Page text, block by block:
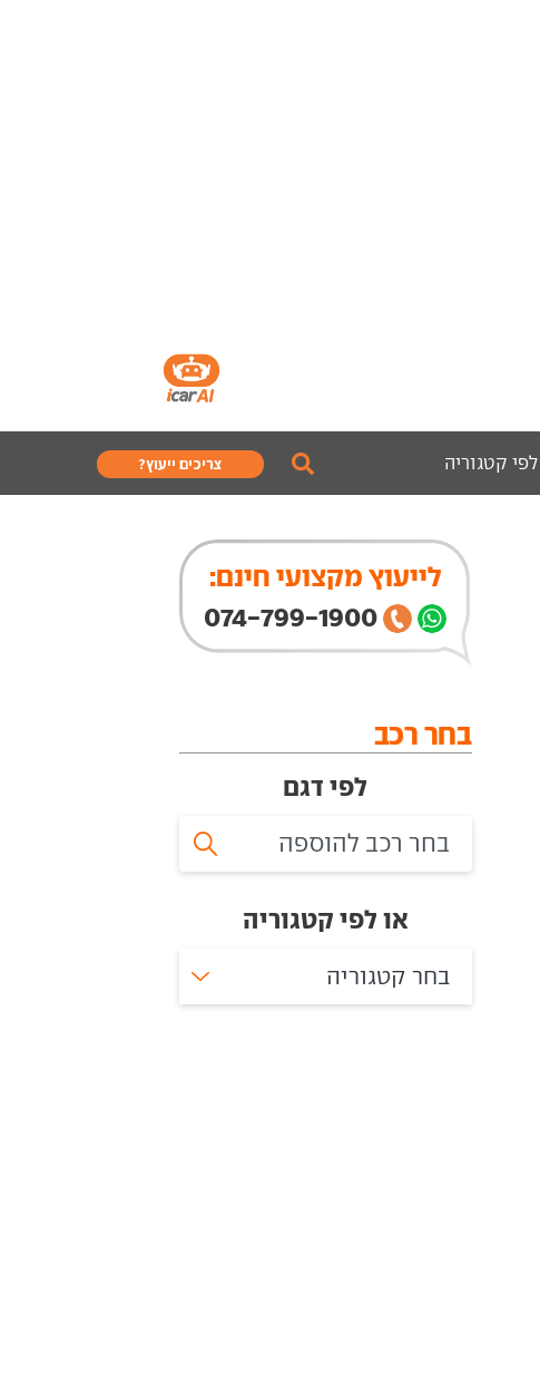
קטגוריה צריכים ייעוץ?
לייעוץ מקצועי חינם:
074-799-1900
בחר רכב
לפי דגם
או לפי קטגוריה
בחר קטגוריה